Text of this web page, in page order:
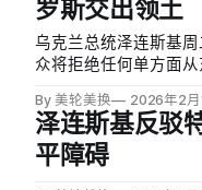
罗斯交出领土
乌克兰总统泽连斯基
众将拒绝任何单方面
接谈判，主要分歧点
10%仍在乌克兰手中。
By 美轮美换 2026年2月
泽连斯基反驳
平障碍